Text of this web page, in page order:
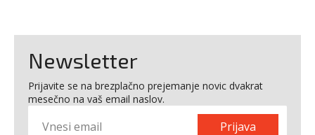
Newsletter
Prijavite se na brezplačno prejemanje novic dvakrat
mesečno na vaš email naslov.
Prijava